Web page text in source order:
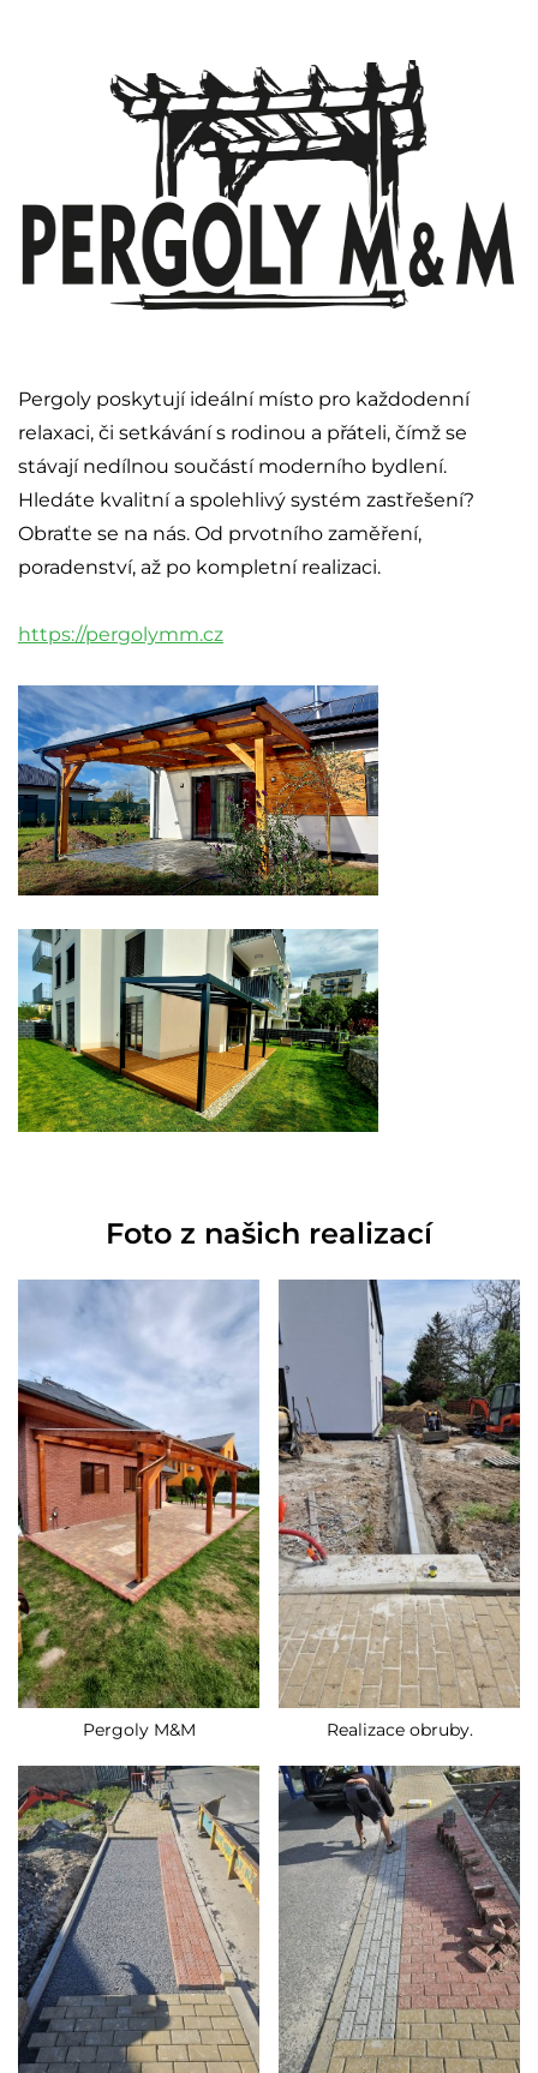
Pergoly poskytují ideální místo pro každodenní
relaxaci, či setkávání s rodinou a přáteli, čímž se
stávají nedílnou součástí moderního bydlení.
Hledáte kvalitní a spolehlivý systém zastřešení?
Obraťte se na nás. Od prvotního zaměření,
poradenství, až po kompletní realizaci.
https://pergolymm.cz
Foto z našich realizací
Pergoly M&M Realizace obruby.